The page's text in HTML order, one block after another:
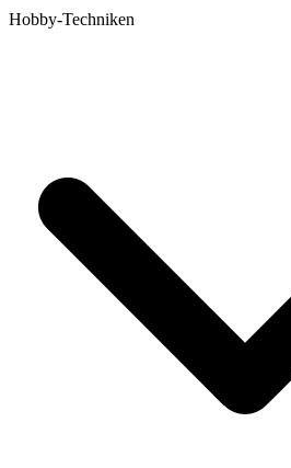
Hobby-Techniken